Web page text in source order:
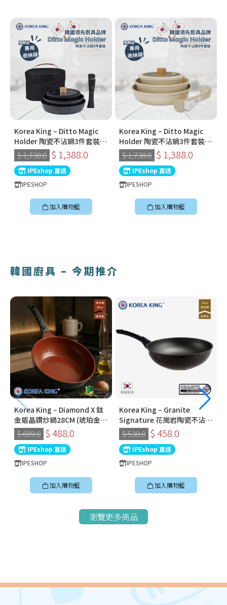
Korea King – Ditto Magic
Holder 陶瓷不沾鍋3件套裝
(炭黑色) | 韓國製可拆式手柄
鍋
$ 1,738.0 $ 1,388.0
IPEshop 直送
IPESHOP
加入購物籃
Korea King – Ditto Magic
Holder 陶瓷不沾鍋3件套裝
(奶油色) | 韓國製可拆式手柄
鍋
$ 1,738.0 $ 1,388.0
IPEshop 直送
IPESHOP
加入購物籃
韓國廚具 – 今期推介
Korea King – Diamond X 鈦
金盾晶鑽炒鍋28CM (琥珀金) |
韓國製易潔鑊 (連蓋)
$ 699.0 $ 488.0
IPEshop 直送
IPESHOP
加入購物籃
Korea King – Granite
Signature 花崗岩陶瓷不沾鍋
〡32cm深炒鍋 〡經典炭黑色
〡韓國製易潔鑊
$ 538.0 $ 458.0
IPEshop 直送
IPESHOP
加入購物籃
瀏覽更多商品